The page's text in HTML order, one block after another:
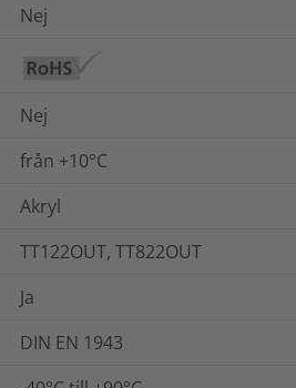
Nej
Nej
från +10°C
Akryl
TT122OUT, TT822OUT
Ja
DIN EN 1943